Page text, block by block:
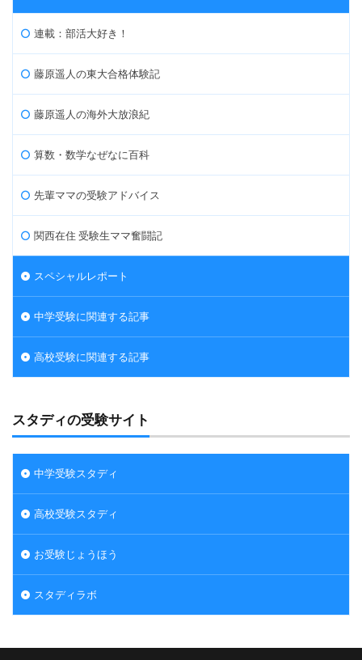
連載：部活大好き！
藤原遥人の東大合格体験記
藤原遥人の海外大放浪紀
算数・数学なぜなに百科
先輩ママの受験アドバイス
関西在住 受験生ママ奮闘記
スペシャルレポート
中学受験に関連する記事
高校受験に関連する記事
スタディの受験サイト
中学受験スタディ
高校受験スタディ
お受験じょうほう
スタディラボ